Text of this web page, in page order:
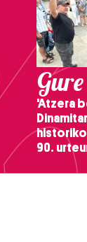
'Atzera
90.